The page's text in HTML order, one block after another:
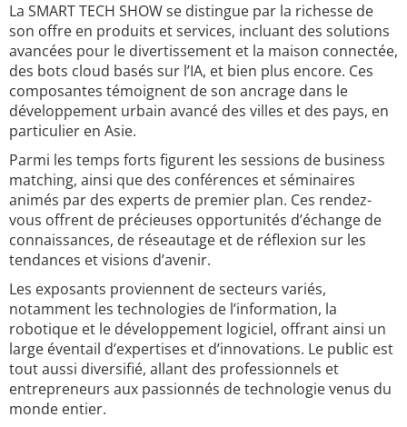
La SMART TECH SHOW se distingue par la richesse de
son offre en produits et services, incluant des solutions
avancées pour le divertissement et la maison connectée,
des bots cloud basés sur l’IA, et bien plus encore. Ces
composantes témoignent de son ancrage dans le
développement urbain avancé des villes et des pays, en
particulier en Asie.
Parmi les temps forts figurent les sessions de business
matching, ainsi que des conférences et séminaires
animés par des experts de premier plan. Ces rendez-
vous offrent de précieuses opportunités d’échange de
connaissances, de réseautage et de réflexion sur les
tendances et visions d’avenir.
Les exposants proviennent de secteurs variés,
notamment les technologies de l’information, la
robotique et le développement logiciel, offrant ainsi un
large éventail d’expertises et d’innovations. Le public est
tout aussi diversifié, allant des professionnels et
entrepreneurs aux passionnés de technologie venus du
monde entier.